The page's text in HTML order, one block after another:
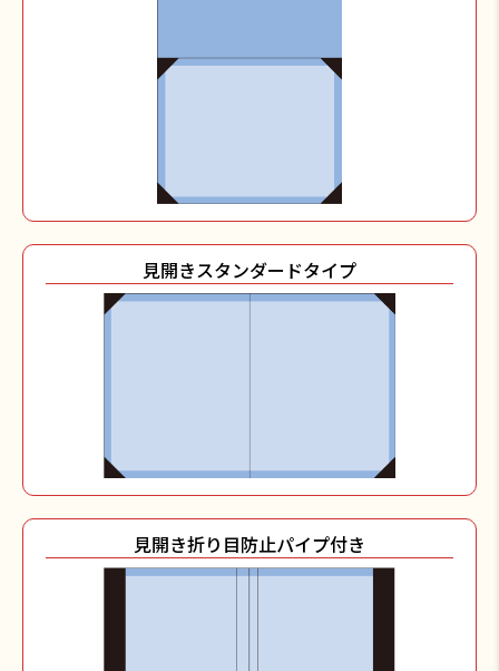
見開きスタンダードタイプ
見開き折り目防止パイプ付き